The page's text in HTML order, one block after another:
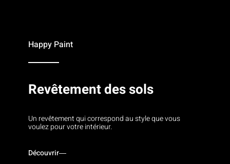
Happy Paint
Revêtement des sols
Un revêtement qui correspond au style que vous
voulez pour votre intérieur.
Découvrir